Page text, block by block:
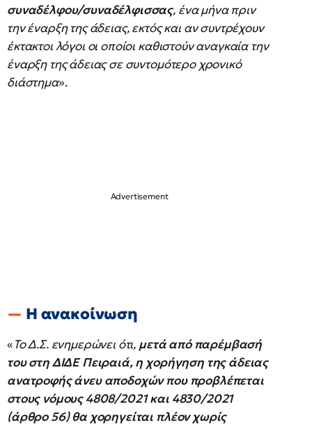
συναδέλφου/συναδέλφισσας, ένα μήνα πριν
την έναρξη της άδειας, εκτός και αν συντρέχουν
έκτακτοι λόγοι οι οποίοι καθιστούν αναγκαία την
έναρξη της άδειας σε συντομότερο χρονικό
διάστημα».
Η ανακοίνωση
«Το Δ.Σ. ενημερώνει ότι, μετά από παρέμβασή
του στη ΔΙΔΕ Πειραιά, η χορήγηση της άδειας
ανατροφής άνευ αποδοχών που προβλέπεται
στους νόμους 4808/2021 και 4830/2021
(άρθρο 56) θα χορηγείται πλέον χωρίς